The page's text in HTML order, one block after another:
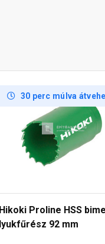
30 perc múlva
Hikoki Proline HSS
lyukfűrész 92 mm